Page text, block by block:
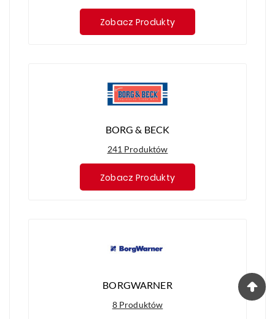
Zobacz Produkty
BORG & BECK
241 Produktów
Zobacz Produkty
BORGWARNER
8 Produktów